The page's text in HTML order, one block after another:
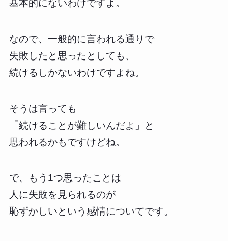
基本的にないわけですよ。
なので、一般的に言われる通りで
失敗したと思ったとしても、
続けるしかないわけですよね。
そうは言っても
「続けることが難しいんだよ」と
思われるかもですけどね。
で、もう1つ思ったことは
人に失敗を見られるのが
恥ずかしいという感情についてです。